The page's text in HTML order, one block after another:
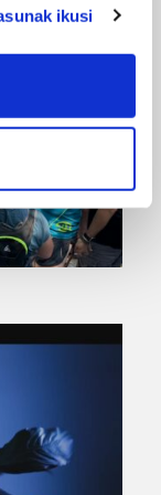
it for
is processed
.
beste,
eta eduki
edukia
eta
zertarako
ikusi